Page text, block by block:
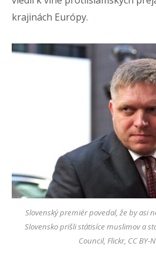
krajinách Európy.
Slovenský premiér povedal, že by asi
Slovensko prišli státisíce muslimov a
Council, Flickr, CC BY-